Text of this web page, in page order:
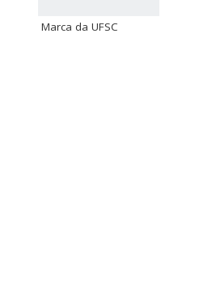
Marca da UFSC